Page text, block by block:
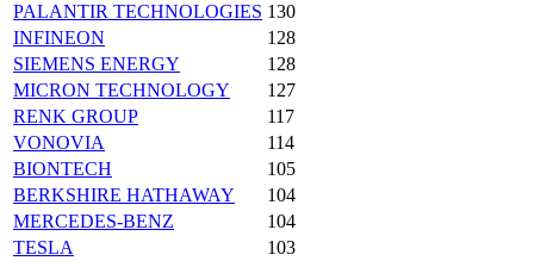
PALANTIR TECHNOLOGIES 130
INFINEON
128
SIEMENS ENERGY
128
MICRON TECHNOLOGY
127
RENK GROUP
117
VONOVIA
114
BIONTECH
105
BERKSHIRE HATHAWAY
104
MERCEDES-BENZ
104
TESLA
103